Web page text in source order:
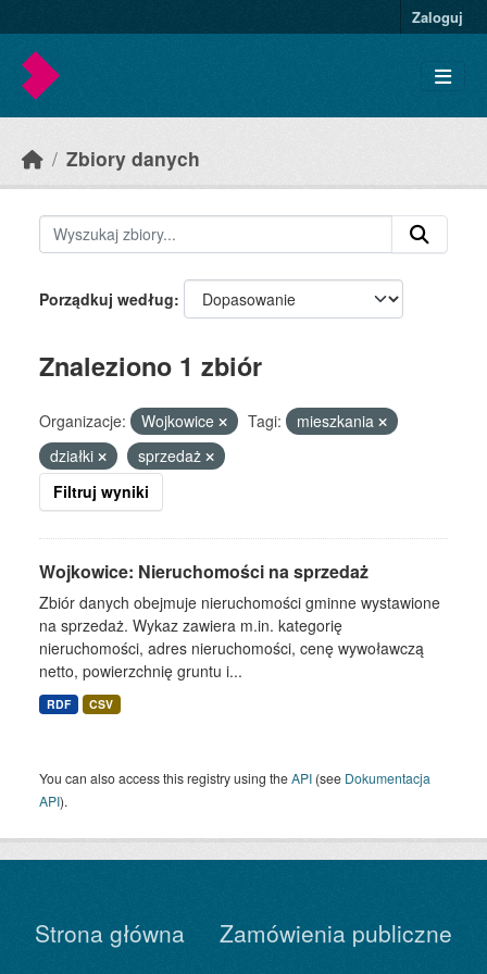
Zaloguj
Zbiory danych
Porządkuj według
Znaleziono 1 zbiór
Organizacje: Wojkowice Tagi:
mieszkania
działki
sprzedaż
Filtruj wyniki
Wojkowice: Nieruchomości na sprzedaż
Zbiór danych obejmuje nieruchomości gminne wystawione
na sprzedaż. Wykaz zawiera m.in. kategorię
nieruchomości, adres nieruchomości, cenę wywoławczą
netto, powierzchnię gruntu i...
RDF CSV
You can also access this registry using theAPI (see Dokumentacja
API).
Strona główna
Zamówienia publiczne